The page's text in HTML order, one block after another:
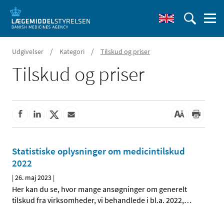
Udgivelser / Kategori / Tilskud og priser
Tilskud og priser
Statistiske oplysninger om medicintilskud
2022
|26. maj 2023 |
Her kan du se, hvor mange ansøgninger om generelt
tilskud fra virksomheder, vi behandlede i bl.a. 2022,…